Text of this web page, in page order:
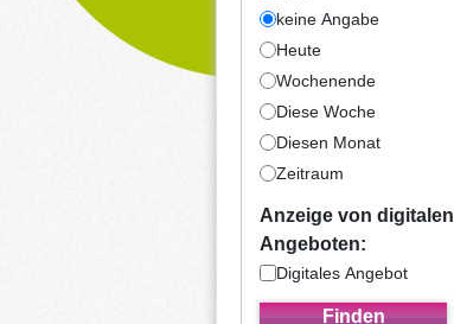
keine Angabe
Heute
Wochenende
Diese Woche
Diesen Monat
Zeitraum
Anzeige von digitalen
Angeboten:
Digitales Angebot